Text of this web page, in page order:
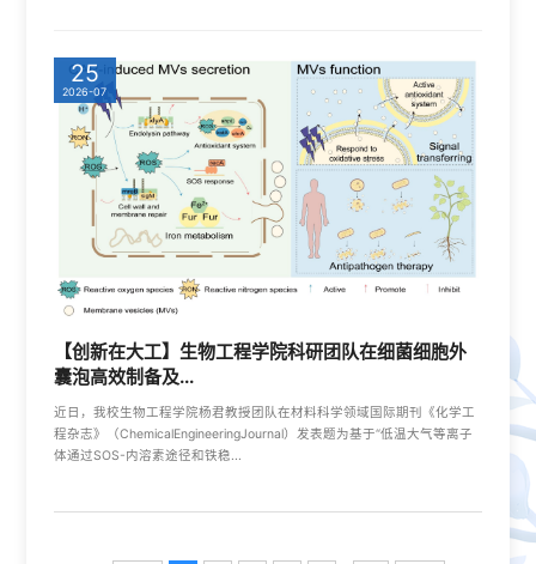
25
2026-07
【创新在大工】生物工程学院科研团队在细菌细胞外
囊泡高效制备及...
近日，我校生物工程学院杨君教授团队在材料科学领域国际期刊《化学工
程杂志》（ChemicalEngineeringJournal）发表题为基于“低温大气等离子
体通过SOS-内溶素途径和铁稳...